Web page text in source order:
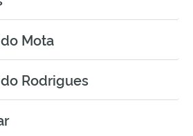
Mota
Rodrigues